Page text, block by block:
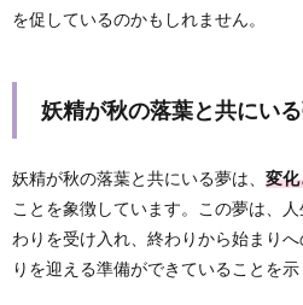
を促しているのかもしれません。
妖精が秋の落葉と共にい
妖精が秋の落葉と共にいる夢は、 変
ことを象徴しています。この夢は、
わりを受け入れ、終わりから始まり
りを迎える準備ができていることを示